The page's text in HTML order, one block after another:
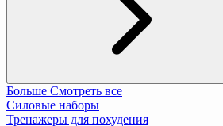
Больше Смотреть все
Силовые наборы
Тренажеры для похудения